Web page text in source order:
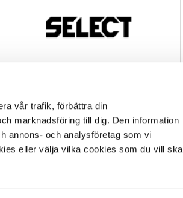
vår trafik, förbättra din
marknadsföring till dig. Den information
annons- och analysföretag som vi
eller välja vilka cookies som du vill ska